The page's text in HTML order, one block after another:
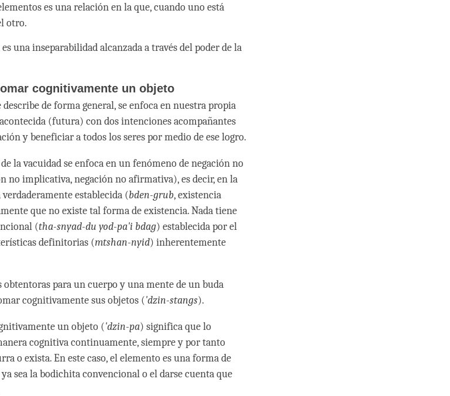
es una relación en la que, cuando uno está
otro.
una inseparabilidad alcanzada a través del poder de la
cognitivamente un objeto
de forma general, se enfoca en nuestra propia
(futura) con dos intenciones acompañantes
y beneficiar a todos los seres por medio de ese logro.
la vacuidad se enfoca en un fenómeno de negación no
no implicativa, negación no afirmativa), es decir, en la
establecida (bden-grub, existencia
que no existe tal forma de existencia. Nada tiene
(tha-snyad-du yod-pa'i bdag) establecida por el
definitorias (mtshan-nyid) inherentemente
obtentoras para un cuerpo y una mente de un buda
cognitivamente sus objetos ('dzin-stangs).
un objeto ('dzin-pa) significa que lo
cognitiva continuamente, siempre y por tanto
o exista. En este caso, el elemento es una forma de
sea la bodichita convencional o el darse cuenta que